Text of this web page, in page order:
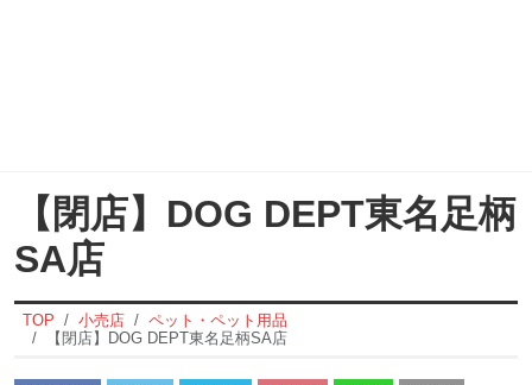
【閉店】DOG DEPT東名足柄
SA店
TOP 小売店
ペット・ペット用品
【閉店】DOG DEPT東名足柄SA店